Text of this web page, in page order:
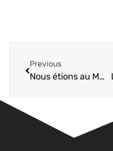
Previous
Nous étions au MWC 2017 ce weekend grâce à ST !